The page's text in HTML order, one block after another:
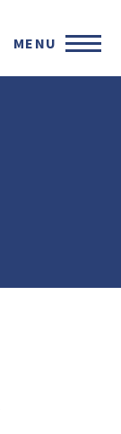
MENU